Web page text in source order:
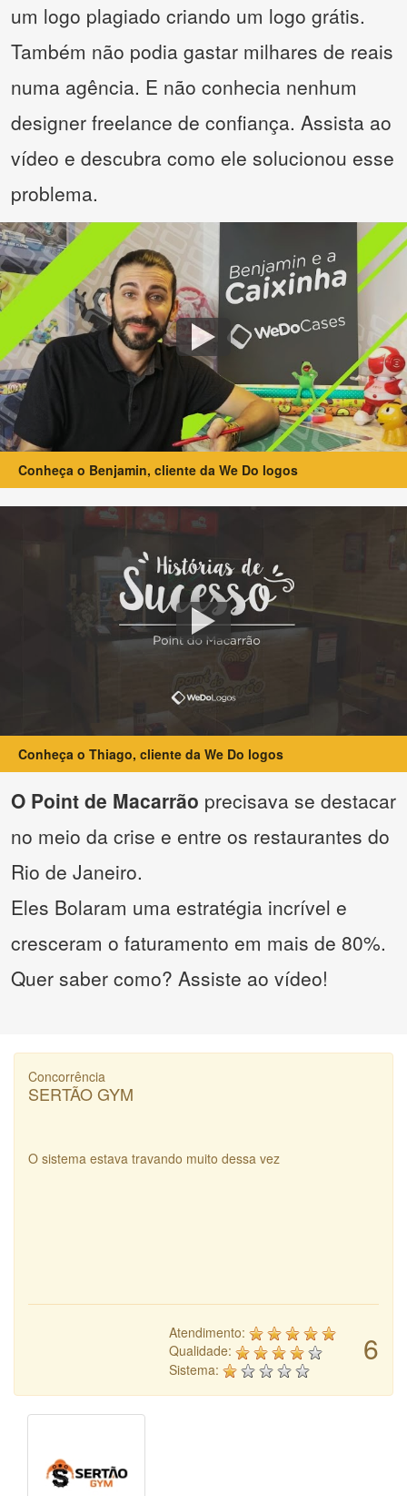
um logo plagiado criando um logo grátis.
Também não podia gastar milhares de reais
numa agência. E não conhecia nenhum
designer freelance de confiança. Assista ao
vídeo e descubra como ele solucionou esse
problema.
Conheça o Benjamin, cliente da We Do logos
Conheça o Thiago, cliente da We Do logos
O Point de Macarrão precisava se destacar
no meio da crise e entre os restaurantes do
Rio de Janeiro.
Eles Bolaram uma estratégia incrível e
cresceram o faturamento em mais de 80%.
Quer saber como? Assiste ao vídeo!
Concorrência
SERTÃO GYM
O sistema estava travando muito dessa vez
6
Atendimento:
Qualidade:
Sistema: